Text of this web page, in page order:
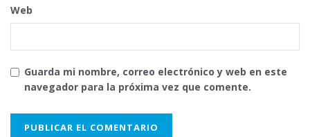
Web
Guarda mi nombre, correo electrónico y web en este
navegador para la próxima vez que comente.